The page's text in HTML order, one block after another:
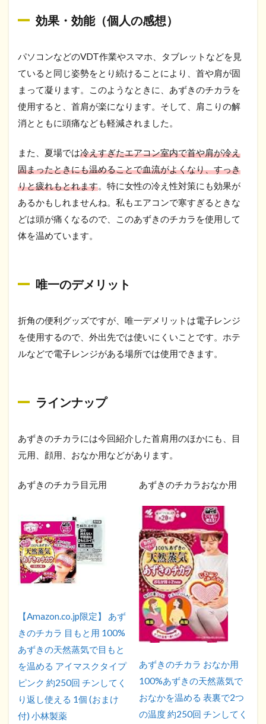
効果・効能（個人の感想）
パソコンなどのVDT作業やスマホ、タブレットなどを見
ていると同じ姿勢をとり続けることにより、首や肩が固
まって凝ります。このようなときに、あずきのチカラを
使用すると、首肩が楽になります。そして、肩こりの解
消とともに頭痛なども軽減されました。
また、夏場では冷えすぎたエアコン室内で首や肩が冷え
固まったときにも温めることで血流がよくなり、すっき
りと疲れもとれます。特に女性の冷え性対策にも効果が
あるかもしれませんね。私もエアコンで寒すぎるときな
どは頭が痛くなるので、このあずきのチカラを使用して
体を温めています。
唯一のデメリット
折角の便利グッズですが、唯一デメリットは電子レンジ
を使用するので、外出先では使いにくいことです。ホテ
ルなどで電子レンジがある場所では使用できます。
ラインナップ
あずきのチカラには今回紹介した首肩用のほかにも、目
元用、顔用、おなか用などがあります。
あずきのチカラ目元用
【Amazon.co.jp限定】 あず
きのチカラ 目もと用 100%
あずきの天然蒸気で目もと
を温める アイマスクタイプ
ピンク 約250回 チンしてく
り返し使える 1個 (おまけ
付) 小林製薬
あずきのチカラおなか用
あずきのチカラ おなか用
100%あずきの天然蒸気で
おなかを温める 表裏で2つ
の温度 約250回 チンしてく